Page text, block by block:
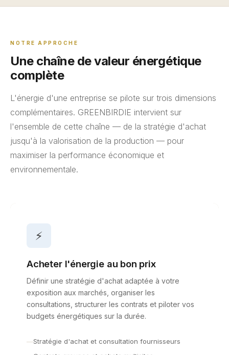
NOTRE APPROCHE
Une chaîne de valeur énergétique
complète
L'énergie d'une entreprise se pilote sur trois dimensions
complémentaires. GREENBIRDIE intervient sur
l'ensemble de cette chaîne — de la stratégie d'achat
jusqu'à la valorisation de la production — pour
maximiser la performance économique et
environnementale.
⚡
Acheter l'énergie au bon prix
Définir une stratégie d'achat adaptée à votre
exposition aux marchés, organiser les
consultations, structurer les contrats et piloter vos
budgets énergétiques sur la durée.
Stratégie d'achat et consultation fournisseurs